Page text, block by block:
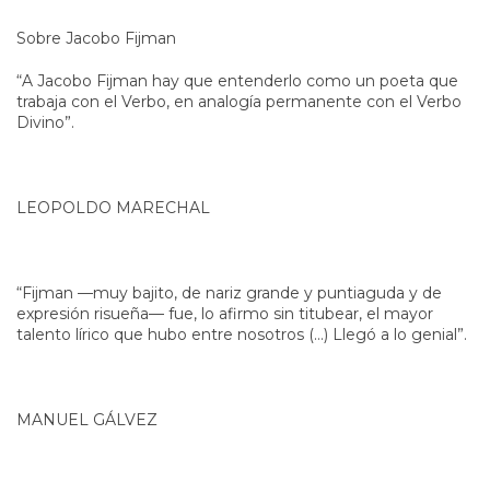
Sobre Jacobo Fijman
“A Jacobo Fijman hay que entenderlo como un poeta que
trabaja con el Verbo, en analogía permanente con el Verbo
Divino”.
LEOPOLDO MARECHAL
“Fijman —muy bajito, de nariz grande y puntiaguda y de
expresión risueña— fue, lo afirmo sin titubear, el mayor
talento lírico que hubo entre nosotros (…) Llegó a lo genial”.
MANUEL GÁLVEZ